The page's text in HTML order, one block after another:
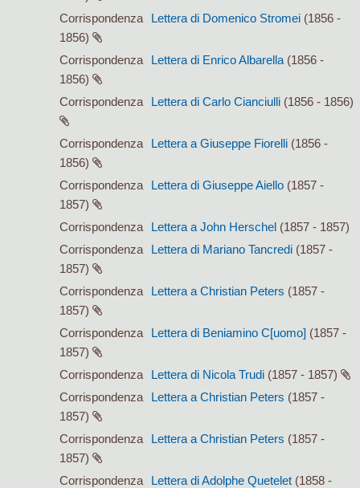
Corrispondenza
Lettera di Domenico Stromei (1856 -
1856)
Corrispondenza
Lettera di Enrico Albarella (1856 -
1856)
Corrispondenza
Lettera di Carlo Cianciulli (1856 - 1856)
Corrispondenza Lettera a Giuseppe Fiorelli (1856 -
1856)
Corrispondenza
Lettera di Giuseppe Aiello (1857 -
1857)
Corrispondenza
Lettera a John Herschel (1857 - 1857)
Corrispondenza
Lettera di Mariano Tancredi (1857 -
1857)
Corrispondenza
Lettera a Christian Peters (1857 -
1857)
Corrispondenza
Lettera di Beniamino C[uomo] (1857 -
1857)
Corrispondenza
Lettera di Nicola Trudi (1857 - 1857)
Corrispondenza
Lettera a Christian Peters (1857 -
1857)
Corrispondenza
Lettera a Christian Peters (1857 -
1857)
Corrispondenza
Lettera di Adolphe Quetelet (1858 -